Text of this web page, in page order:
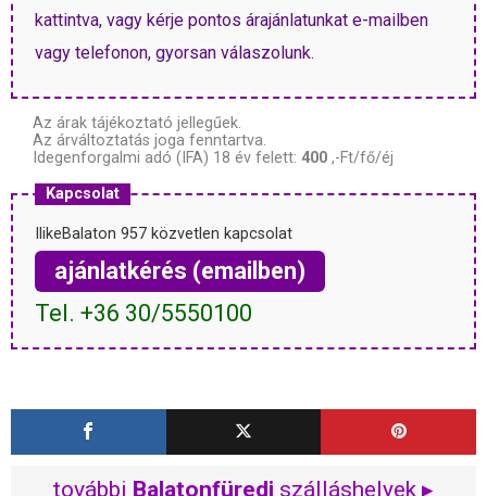
kattintva, vagy kérje pontos árajánlatunkat e-mailben
vagy telefonon, gyorsan válaszolunk.
Az árak tájékoztató jellegűek.
Az árváltoztatás joga fenntartva.
Idegenforgalmi adó (IFA) 18 év felett: 400 ,-Ft/fő/éj
Kapcsolat
IlikeBalaton 957 közvetlen kapcsolat
ajánlatkérés (emailben)
Tel. +36 30/5550100
további Balatonfüredi szálláshelyek ▸